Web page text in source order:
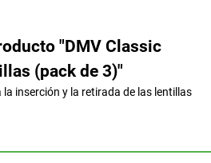
"DMV Classic
(pack de 3)"
la inserción y la retirada de las lentillas